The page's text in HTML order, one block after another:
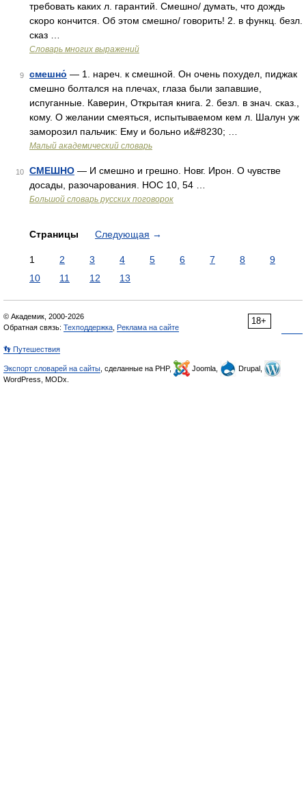
требовать каких л. гарантий. Смешно/ думать, что дождь
скоро кончится. Об этом смешно/ говорить! 2. в функц. безл.
сказ …
Словарь многих выражений
9 смешно́ — 1. нареч. к смешной. Он очень похудел, пиджак
смешно болтался на плечах, глаза были запавшие,
испуганные. Каверин, Открытая книга. 2. безл. в знач. сказ.,
кому. О желании смеяться, испытываемом кем л. Шалун уж
заморозил пальчик: Ему и больно и&#8230; …
Малый академический словарь
10 СМЕШНО — И смешно и грешно. Новг. Ирон. О чувстве
досады, разочарования. НОС 10, 54 …
Большой словарь русских поговорок
Страницы Следующая →
1 2 3 4 5 6 7 8
9
10
11 12 13
18+
© Академик, 2000-2026
Обратная связь: Техподдержка Реклама на сайте
👣 Путешествия
Экспорт словарей на сайты , сделанные на PHP, Joomla,
Drupal,
WordPress, MODx.